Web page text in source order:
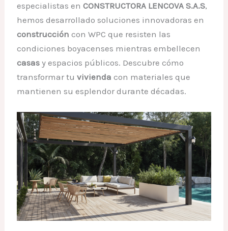
especialistas enCONSTRUCTORA LENCOVA S.A.S,
hemos desarrollado soluciones innovadoras en
construcción con WPC que resisten las
condiciones boyacenses mientras embellecen
casas y espacios públicos. Descubre cómo
transformar tuvivienda con materiales que
mantienen su esplendor durante décadas.